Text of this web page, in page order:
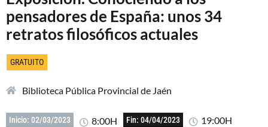
pensadores de España: unos 34
retratos filosóficos actuales
GRATUITO
Biblioteca Pública Provincial de Jaén
Inicio: 02/03/2023 8:00H Fin: 04/04/2023 19:00H